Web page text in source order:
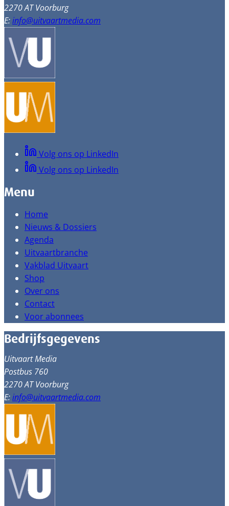
2270 AT Voorburg
E:info@uitvaartmedia.com
Volg ons op LinkedIn
Volg ons op LinkedIn
Menu
Home
Nieuws & Dossiers
Agenda
Uitvaartbranche
Vakblad Uitvaart
Shop
Over ons
Contact
Voor abonnees
Bedrijfsgegevens
Uitvaart Media
Postbus 760
2270 AT Voorburg
E:info@uitvaartmedia.com